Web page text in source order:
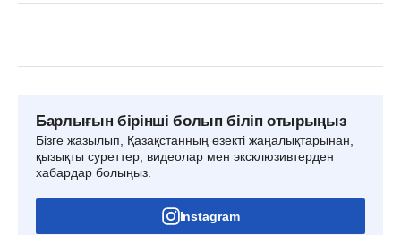
Барлығын бірінші болып біліп отырыңыз
Бізге жазылып, Қазақстанның өзекті жаңалықтарынан,
қызықты суреттер, видеолар мен эксклюзивтерден
хабардар болыңыз.
Instagram